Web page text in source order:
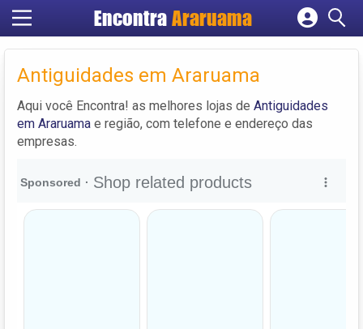
EncontraAraruama
Cadastrar empresa
Criar conta
Antiguidades em Araruama
Aqui você Encontra! as melhores lojas de Antiguidades
em Araruama e região, com telefone e endereço das
empresas.